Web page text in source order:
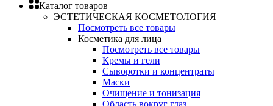
Каталог товаров
ЭСТЕТИЧЕСКАЯ КОСМЕТОЛОГИЯ
Посмотреть все товары
Косметика для лица
Посмотреть все товары
Кремы и гели
Сыворотки и концентраты
Маски
Очищение и тонизация
Область вокруг глаз